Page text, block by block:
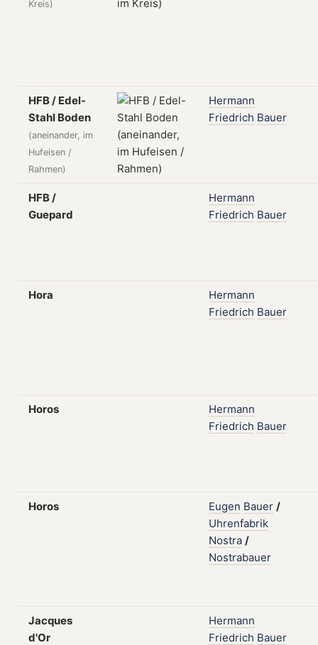
Kreis)
HFB / Edel-
Stahl Boden
(aneinander, im
Hufeisen /
Rahmen)
Hermann
Friedrich Bauer
HFB /
Guepard
Hermann
Friedrich Bauer
Hora
Hermann
Friedrich Bauer
Horos
Hermann
Friedrich Bauer
Horos Eugen Bauer /
Uhrenfabrik
Nostra /
Nostrabauer
Jacques
d'Or
Hermann
Friedrich Bauer